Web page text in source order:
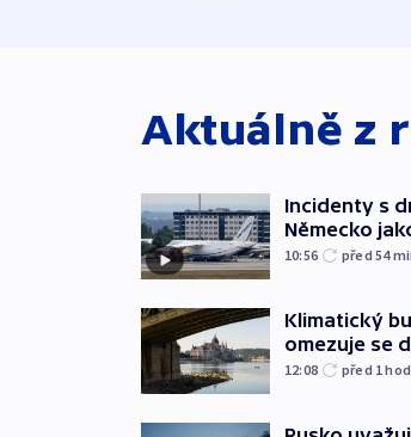
Aktuálně z
Incidenty s
Německo
10:56 před 54
Klimatický
omezuje se
12:08 před 1